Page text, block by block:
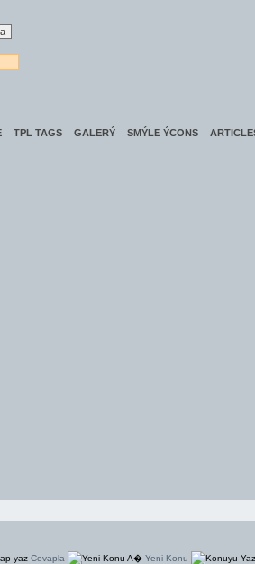
TPL TAGS GALERÝ SMÝLE ÝCONS
Cevapla Yeni Konu